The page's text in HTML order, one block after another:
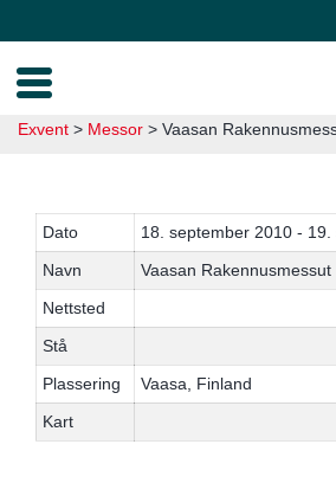
Exvent > Messor > Vaasan
Dato
18. september 2010 -
Navn
Vaasan Rakennusmessut
Nettsted
Stå
Plassering
Vaasa, Finland
Kart